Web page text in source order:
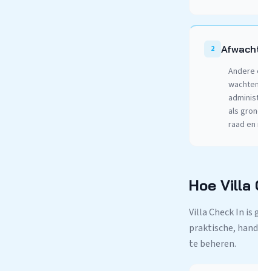
2
Andere
als
raad
Hoe Villa
Villa Check In
praktische,
te beheren.